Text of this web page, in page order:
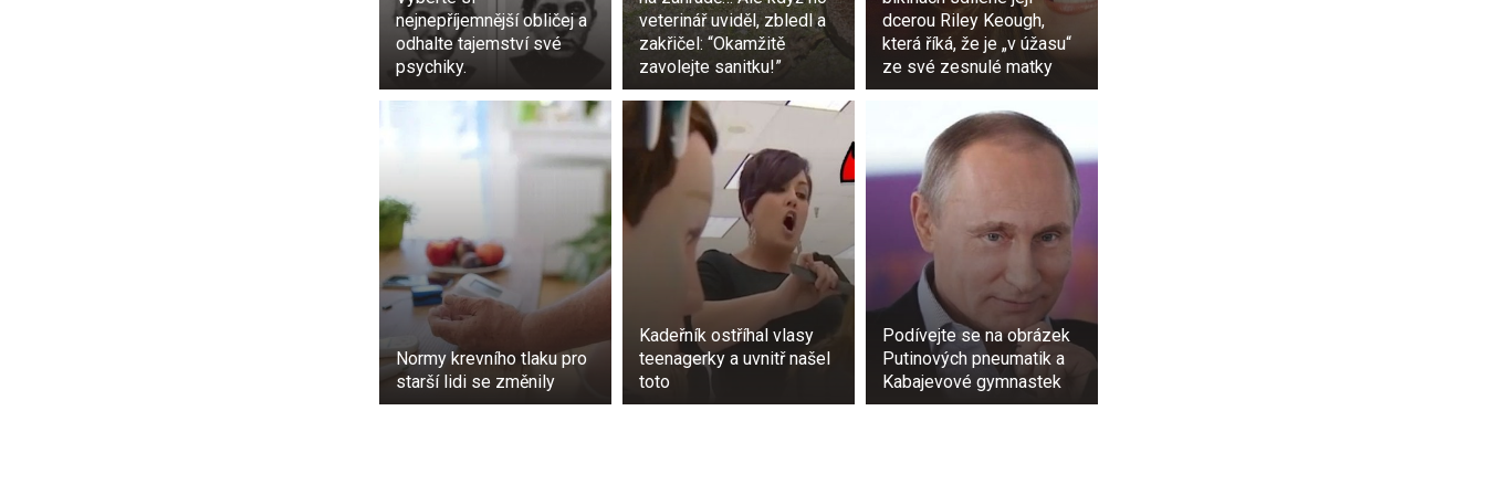
nejnepříjemnější obličej a
odhalte tajemství své
psychiky.
veterinář uviděl, zbledl a
zakřičel: “Okamžitě
zavolejte sanitku!”
dcerou Riley Keough,
která říká, že je „v úžasu“
ze své zesnulé matky
Normy krevního tlaku pro
starší lidi se změnily
Kadeřník ostříhal vlasy
teenagerky a uvnitř našel
toto
Podívejte se na obrázek
Putinových pneumatik a
Kabajevové gymnastek